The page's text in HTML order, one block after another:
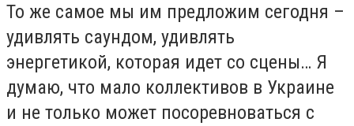
То же самое мы им предложим сегодня –
удивлять саундом, удивлять
энергетикой, которая идет со сцены… Я
думаю, что мало коллективов в Украине
и не только может посоревноваться с